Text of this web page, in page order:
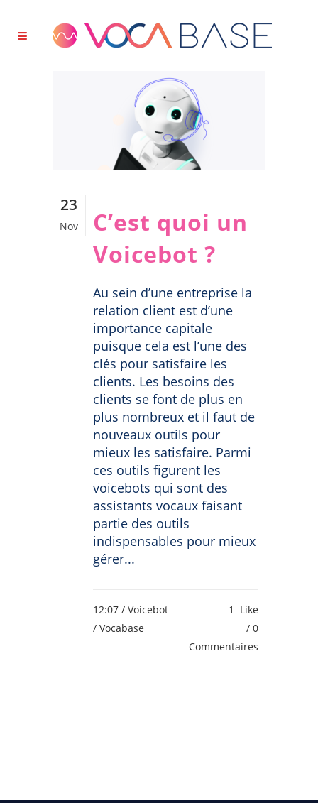
23
Nov
C’est quoi un
Voicebot ?
Au sein d’une entreprise la
relation client est d’une
importance capitale
puisque cela est l’une des
clés pour satisfaire les
clients. Les besoins des
clients se font de plus en
plus nombreux et il faut de
nouveaux outils pour
mieux les satisfaire. Parmi
ces outils figurent les
voicebots qui sont des
assistants vocaux faisant
partie des outils
indispensables pour mieux
gérer...
12:07 / Voicebot
/ Vocabase
1
Like
0
Commentaires